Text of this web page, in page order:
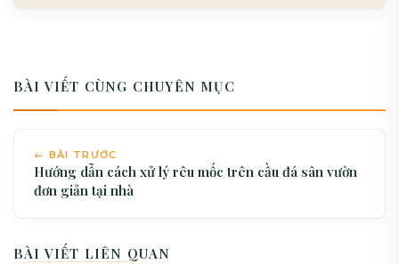
BÀI VIẾT CÙNG CHUYÊN MỤC
← BÀI TRƯỚC
Hướng dẫn cách xử lý rêu mốc trên cầu đá sân vườn
đơn giản tại nhà
BÀI VIẾT LIÊN QUAN